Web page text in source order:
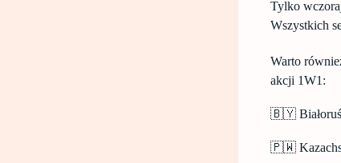
Tylko
Wszystkich
Warto
akcji 1W1:
🇧🇾
🇵🇼